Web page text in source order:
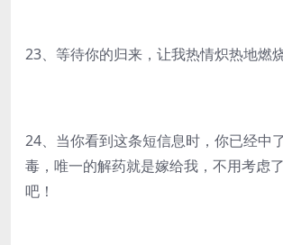
23、等待你的归来，让我热情炽热地燃烧
24、当你看到这条短信息时，你已经中
毒，唯一的解药就是嫁给我，不用考虑
吧！